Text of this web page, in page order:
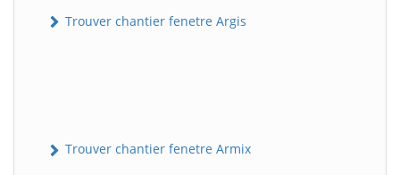
Trouver chantier fenetre Argis
Trouver chantier fenetre Armix